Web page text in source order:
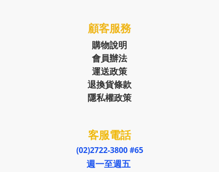
顧客服務
購物說明
會員辦法
運送政策
退換貨條款
隱私權政策
客服電話
(02)2722-3800 #65
週一至週五